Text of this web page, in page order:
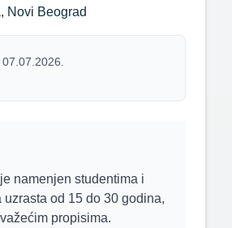
Novi Beograd
namenjen studentima i
uzrasta od 15 do 30 godina,
propisima.